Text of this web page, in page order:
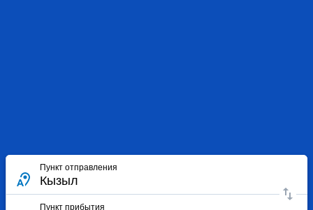
Пункт отправления
Пункт прибытия